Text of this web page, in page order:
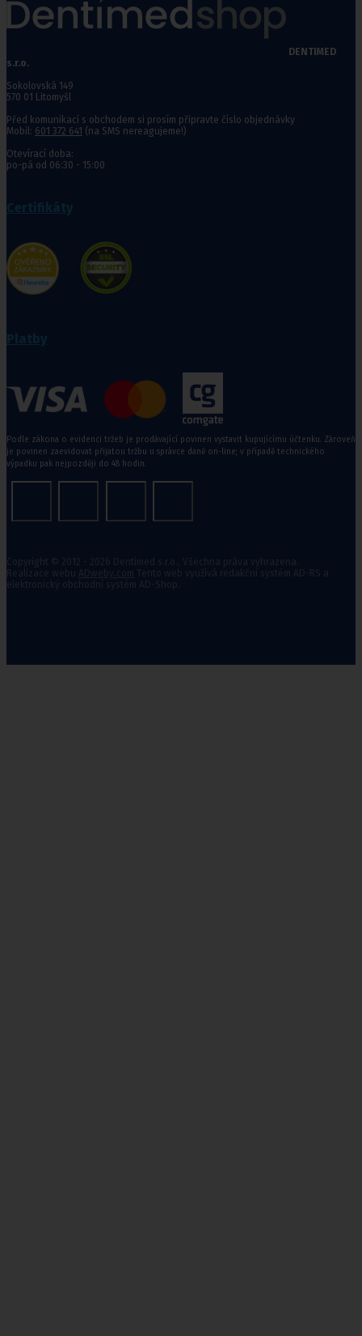
DENTIMED
s.r.o.
Sokolovská 149
570 01 Litomyšl
Před komunikací s obchodem si prosím připravte číslo objednávky
Mobil: 601 372 641 (na SMS nereagujeme!)
Otevírací doba:
po-pá od 06:30 - 15:00
Podle zákona o evidenci tržeb je prodávající povinen vystavit kupujícímu účtenku. Zároveň
je povinen zaevidovat přijatou tržbu u správce daně on-line; v případě technického
výpadku pak nejpozději do 48 hodin.